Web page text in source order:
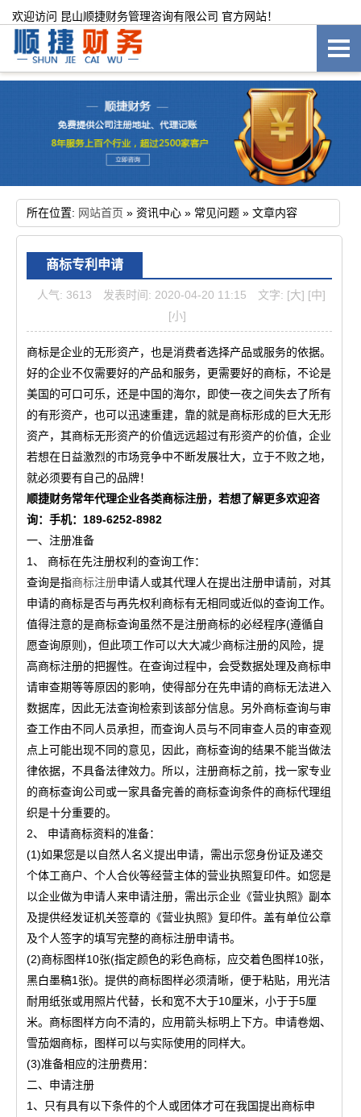
欢迎访问 昆山顺捷财务管理咨询有限公司 官方网站！
所在位置: 网站首页 » 资讯中心 » 常见问题 » 文章内容
商标专利申请
人气: 3613 发表时间: 2020-04-20 11:15 文字: [大] [中]
[小]
商标是企业的无形资产，也是消费者选择产品或服务的依据。
好的企业不仅需要好的产品和服务，更需要好的商标，不论是
美国的可口可乐，还是中国的海尔，即使一夜之间失去了所有
的有形资产，也可以迅速重建，靠的就是商标形成的巨大无形
资产，其商标无形资产的价值远远超过有形资产的价值，企业
若想在日益激烈的市场竞争中不断发展壮大，立于不败之地，
就必须要有自己的品牌！
顺捷财务常年代理企业各类商标注册，若想了解更多欢迎咨
询：手机：189-6252-8982
一、注册准备
1、 商标在先注册权利的查询工作：
查询是指商标注册申请人或其代理人在提出注册申请前，对其
申请的商标是否与再先权利商标有无相同或近似的查询工作。
值得注意的是商标查询虽然不是注册商标的必经程序(遵循自
愿查询原则)，但此项工作可以大大减少商标注册的风险，提
高商标注册的把握性。在查询过程中，会受数据处理及商标申
请审查期等等原因的影响，使得部分在先申请的商标无法进入
数据库，因此无法查询检索到该部分信息。另外商标查询与审
查工作由不同人员承担，而查询人员与不同审查人员的审查观
点上可能出现不同的意见，因此，商标查询的结果不能当做法
律依据，不具备法律效力。所以，注册商标之前，找一家专业
的商标查询公司或一家具备完善的商标查询条件的商标代理组
织是十分重要的。
2、 申请商标资料的准备：
(1)如果您是以自然人名义提出申请，需出示您身份证及递交
个体工商户、个人合伙等经营主体的营业执照复印件。如您是
以企业做为申请人来申请注册，需出示企业《营业执照》副本
及提供经发证机关签章的《营业执照》复印件。盖有单位公章
及个人签字的填写完整的商标注册申请书。
(2)商标图样10张(指定颜色的彩色商标，应交着色图样10张，
黑白墨稿1张)。提供的商标图样必须清晰，便于粘贴，用光洁
耐用纸张或用照片代替，长和宽不大于10厘米，小于于5厘
米。商标图样方向不清的，应用箭头标明上下方。申请卷烟、
雪茄烟商标，图样可以与实际使用的同样大。
(3)准备相应的注册费用：
二、申请注册
1、只有具有以下条件的个人或团体才可在我国提出商标申